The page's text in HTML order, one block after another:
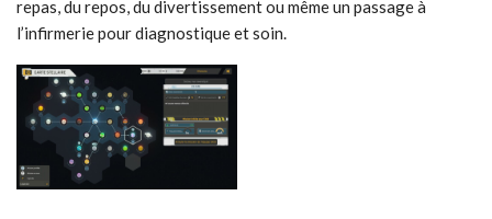
repas, du repos, du divertissement ou même un passage à
l’infirmerie pour diagnostique et soin.